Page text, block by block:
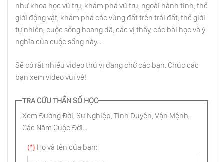
Ranh Giới Ngoài Hệ Mặt Trời
Thiên Hà Andromeda “Nàng Công Chúa
Chuẩn Tinh Và Siêu Tân Tinh Cực Đại Năng
như khoa học vũ trụ, khám phá vũ trụ, ngoài hành tinh, thế
giới động vật, khám phá các vùng đất trên trái đất, thế giới
tự nhiên, cuộc sống hoang dã, các vị thầy, các bài học và ý
nghĩa của cuộc sống này...
Sẽ có rất nhiều video thú vị đang chờ các bạn. Chúc các
bạn xem video vui vẻ!
TRA CỨU THẦN SỐ HỌC
Xem Đường Đời, Sự Nghiệp, Tình Duyên, Vận Mệnh,
Các Năm Cuộc Đời...
(*) Họ và tên của bạn: